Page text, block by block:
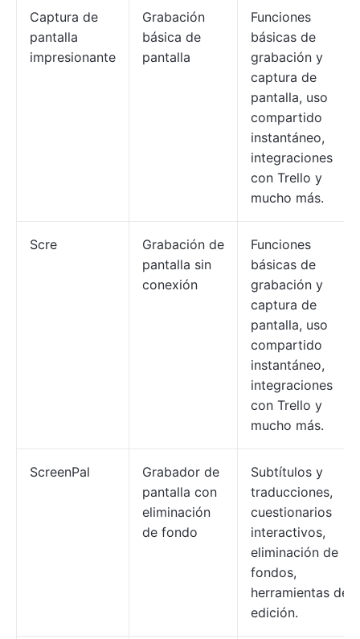
Captura de
pantalla
impresionante
Grabación
básica de
pantalla
Funciones
básicas de
grabación y
captura de
pantalla, uso
compartido
instantáneo,
integraciones
con Trello y
mucho más.
Scre
Grabación de
pantalla sin
conexión
Funciones
básicas de
grabación y
captura de
pantalla, uso
compartido
instantáneo,
integraciones
con Trello y
mucho más.
ScreenPal
Grabador de
pantalla con
eliminación
de fondo
Subtítulos y
traducciones,
cuestionarios
interactivos,
eliminación de
fondos,
herramientas de
edición.